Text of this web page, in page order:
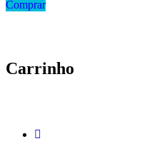
Comprar
Carrinho